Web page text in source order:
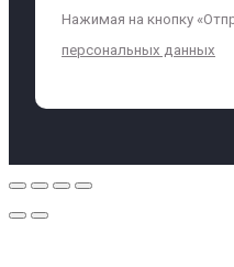
Нажимая на кнопку
персональных данных